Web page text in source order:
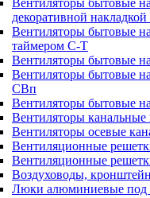
Вентиляторы бытовые
декоративной
Вентиляторы бытовые
таймером С-Т
Вентиляторы бытовые
Вентиляторы бытовые
СВп
Вентиляторы бытовые
Вентиляторы канальные
Вентиляторы осевые
Вентиляционные
Вентиляционные
Воздуховоды,
Люки алюминиевые под